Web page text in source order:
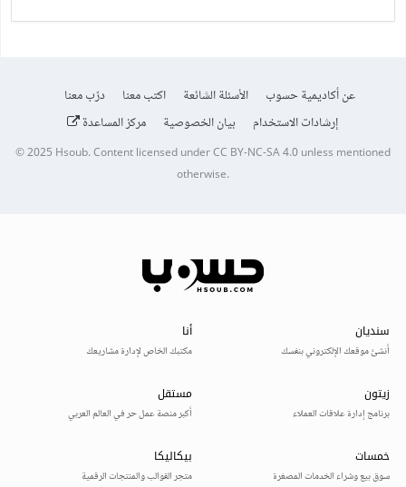
عن أكاديمية حسوب الأسئلة الشائعة اكتب معنا
درّب معنا
إرشادات الاستخدام
بيان الخصوصية مركز المساعدة
© 2025 Hsoub.Content licensed underCC BY-NC-SA 4.0unless mentioned
otherwise.